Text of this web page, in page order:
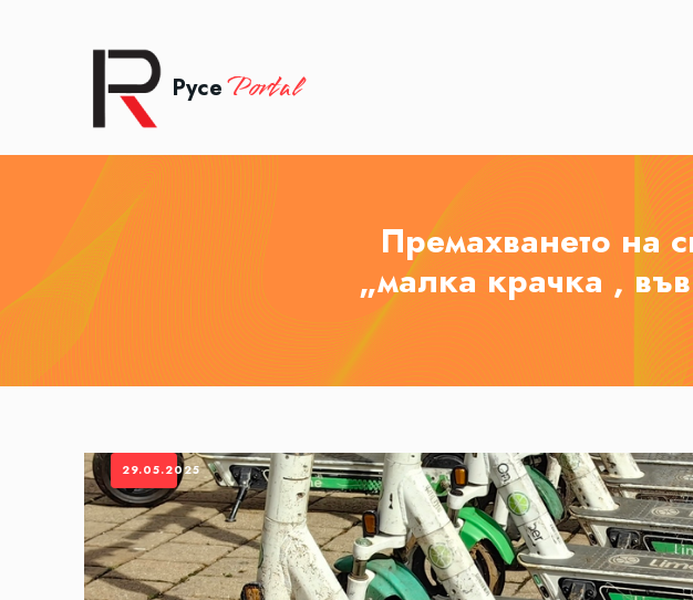
Русе Portal
Премахването на
„малка крачка ,
29.05.2025